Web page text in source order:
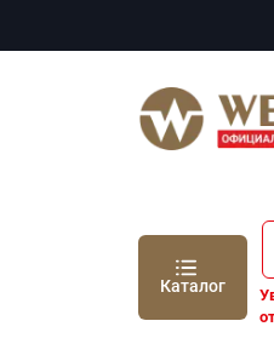
Каталог
Рамки